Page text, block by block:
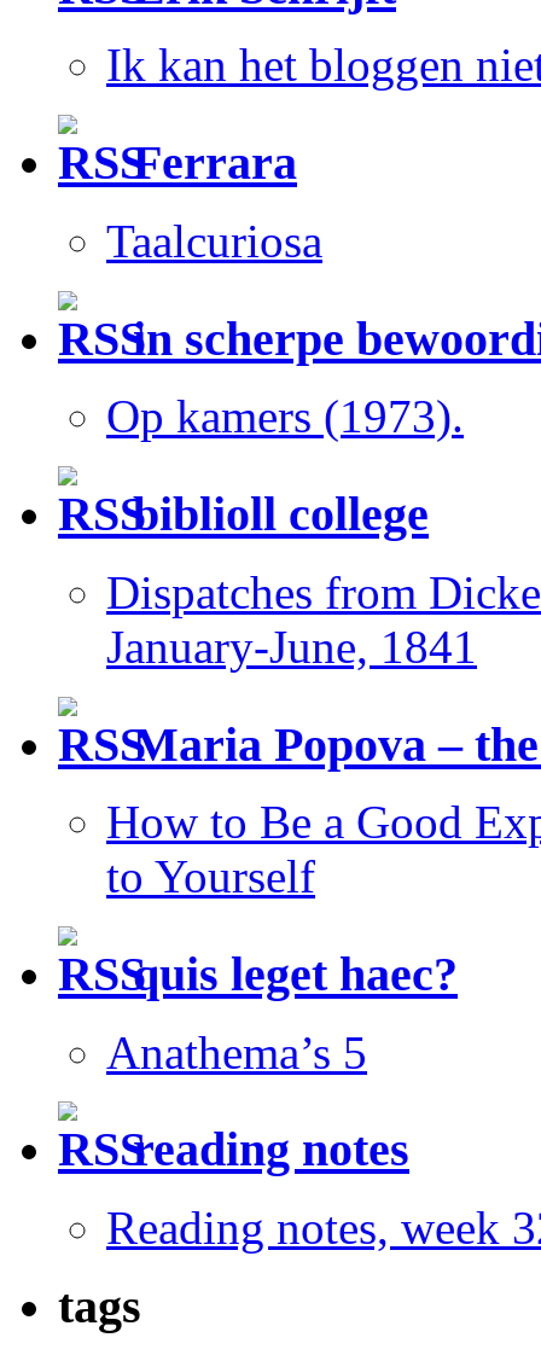
Ik kan het bloggen
Ferrara
Taalcuriosa
in scherpe
Op kamers (1973).
biblioll college
Dispatches from
January-June, 1841
Maria Popova –
How to Be a Good
to Yourself
quis leget haec?
Anathema’s 5
reading notes
Reading notes, week
tags